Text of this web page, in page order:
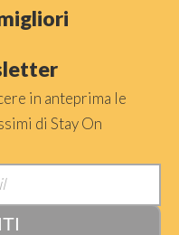
in anteprima le
di Stay On